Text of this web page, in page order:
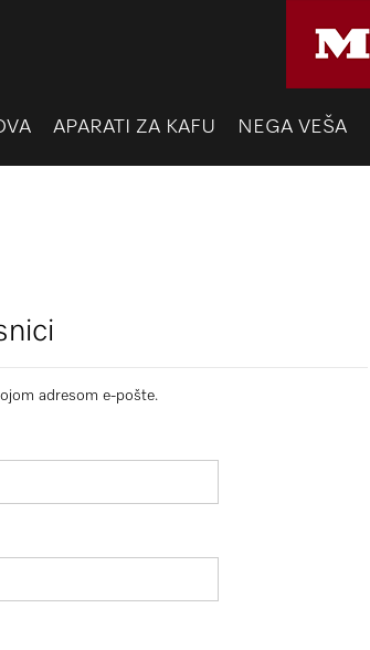
APARATI ZA KAFU NEGA VEŠA
adresom e-pošte.